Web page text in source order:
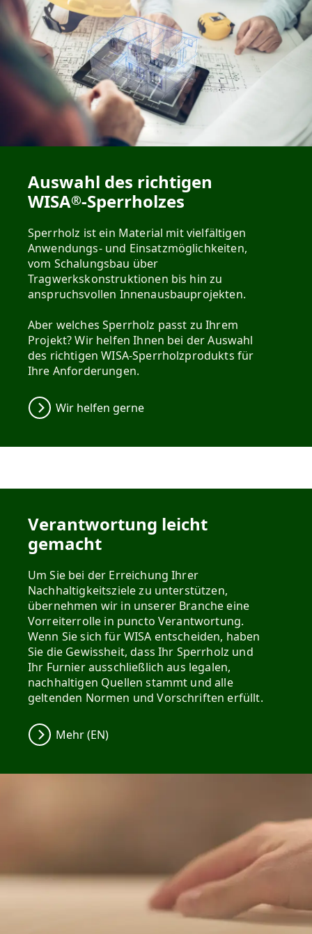
Auswahl des richtigen
WISA®-Sperrholzes
Sperrholz ist ein Material mit vielfältigen
Anwendungs- und Einsatzmöglichkeiten,
vom Schalungsbau über
Tragwerkskonstruktionen bis hin zu
anspruchsvollen Innenausbauprojekten.
Aber welches Sperrholz passt zu Ihrem
Projekt? Wir helfen Ihnen bei der Auswahl
des richtigen WISA-Sperrholzprodukts für
Ihre Anforderungen.
Wir helfen gerne
Verantwortung leicht
gemacht
Um Sie bei der Erreichung Ihrer
Nachhaltigkeitsziele zu unterstützen,
übernehmen wir in unserer Branche eine
Vorreiterrolle in puncto Verantwortung.
Wenn Sie sich für WISA entscheiden, haben
Sie die Gewissheit, dass Ihr Sperrholz und
Ihr Furnier ausschließlich aus legalen,
nachhaltigen Quellen stammt und alle
geltenden Normen und Vorschriften erfüllt.
Mehr (EN)